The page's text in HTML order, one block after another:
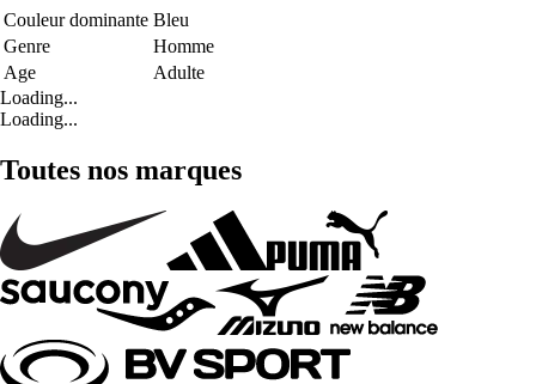
Couleur dominante Bleu
Genre
Homme
Age
Adulte
Loading...
Loading...
Toutes nos marques